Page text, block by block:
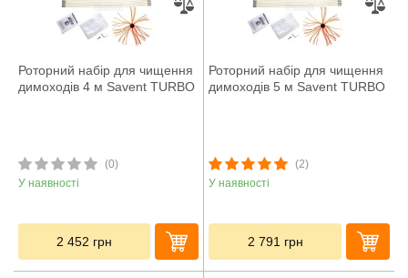
Роторний набір для чищення
димоходів 4 м Savent TURBO
(0)
У наявності
2 452 грн
Роторний набір для чищення
димоходів 5 м Savent TURBO
(2)
У наявності
2 791 грн